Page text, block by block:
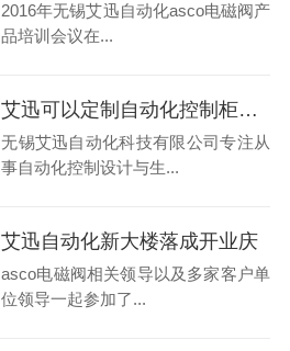
2016年无锡艾迅自动化asco电磁阀产
品培训会议在...
艾迅可以定制自动化控制柜吗？
无锡艾迅自动化科技有限公司专注从
事自动化控制设计与生...
艾迅自动化新大楼落成开业庆
asco电磁阀相关领导以及多家客户单
位领导一起参加了...